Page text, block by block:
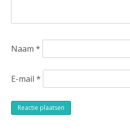
Naam*
E-mail*